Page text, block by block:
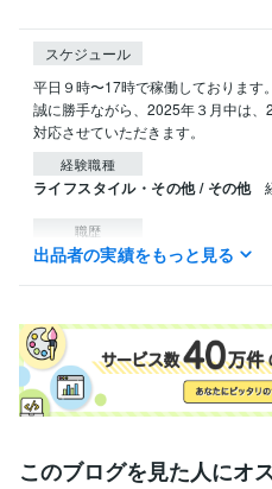
スケジュール
平日９時〜17時で稼働しております。
誠に勝手ながら、2025年３月中は
対応させていただきます。
経験職種
ライフスタイル・その他 / その他
職歴
サニーリスクマネジメント 2023
防災士 取得年 : 2023年
TOEIC 取得年 : 2021年
ビジネス・クリエイティブツール
Wix:2年Excel:4年Google スプレッ
Adobe Firefly:1年Adobe
出品者の実績をもっと見る
このブログを見た人にオ